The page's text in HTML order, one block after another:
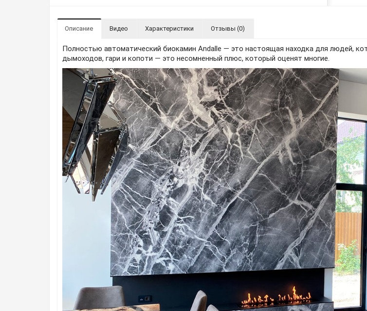
Описание Видео Характеристики Отзывы (0)
Полностью автоматический биокамин Andalle — это настоящая находка для людей,
дымоходов, гари и копоти — это несомненный плюс, который оценят многие.